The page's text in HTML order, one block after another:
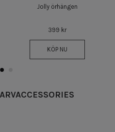
Jolly örhängen
399 kr
KÖP NU